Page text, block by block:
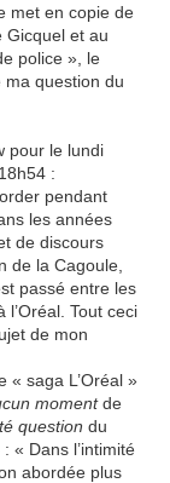
met en copie de
Gicquel et au
police », le
ma question du
pour le lundi
:
pendant
les années
de discours
de la Cagoule,
passé entre les
Tout ceci
de mon
« saga L’Oréal »
momentde
question du
« Dans l’intimité
abordée plus